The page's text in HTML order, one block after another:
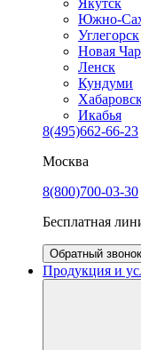
Южно-
Углегорск
Новая
Ленск
Кундуми
Икабья
8(495)662-66-23
Москва
8(800)700-03-30
Бесплатная
Обратный звонок
Продукция и